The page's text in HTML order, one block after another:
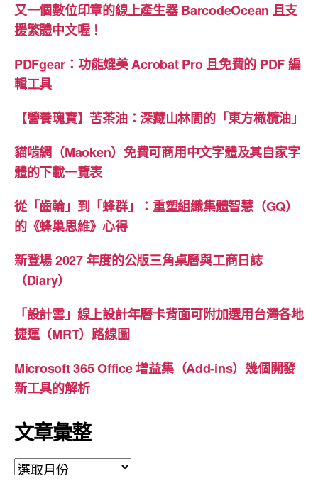
又一個數位印章的線上產生器 BarcodeOcean 且支
援繁體中文喔！
PDFgear：功能媲美 Acrobat Pro 且免費的 PDF 編
輯工具
【營養瑰寶】苦茶油：深藏山林間的「東方橄欖油」
貓啃網（Maoken）免費可商用中文字體及其自家字
體的下載一覽表
從「齒輪」到「蜂群」：重塑組織集體智慧（GQ）
的《蜂巢思維》心得
新登場 2027 年度的公版三角桌曆與工商日誌
（Diary）
「設計雲」線上設計年曆卡背面可附加選用台灣各地
捷運（MRT）路線圖
Microsoft 365 Office 增益集（Add-ins）幾個開發
新工具的解析
文章彙整
文